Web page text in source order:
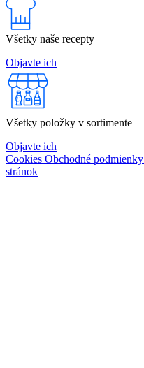
Všetky naše recepty
Objavte ich
Všetky položky v sortimente
Objavte ich
Cookies Obchodné podmienky
stránok